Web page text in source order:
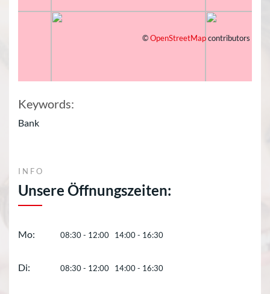
©OpenStreetMapcontributors
Keywords:
Bank
INFO
Unsere Öffnungszeiten:
Mo: 08:30 - 12:00 14:00 - 16:30
Di: 08:30 - 12:00 14:00 - 16:30